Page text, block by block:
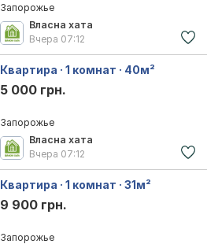
Запорожье
Власна хата
Вчера 07:12
Квартира · 1 комнат · 40м²
5 000 грн.
Запорожье
Власна хата
Вчера 07:12
Квартира · 1 комнат · 31м²
9 900 грн.
Запорожье